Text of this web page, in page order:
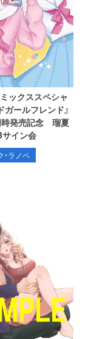
ックススペシャ
ガールフレンド』
時発売記念 瑠夏
イン会
・ラノベ